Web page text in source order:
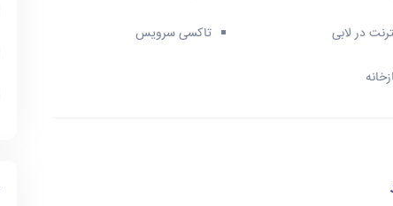
در لابی تاکسی سرویس